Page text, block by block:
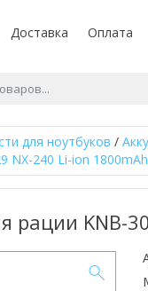
Доставка Оплата
для ноутбуков /
NX-240 Li-ion
рации KNB-